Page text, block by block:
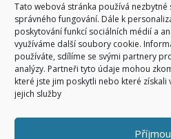
Tato webová stránka používá
správného fungování. Dále k
poskytování funkcí sociálních médií a
využíváme další soubory cookie.
používáte, sdílíme se svými partnery
analýzy. Partneři tyto údaje mohou
které jste jim poskytli nebo které
jejich služby
ÚŘEDNÍ
Po, St: 15:30
Všechny kontakty |